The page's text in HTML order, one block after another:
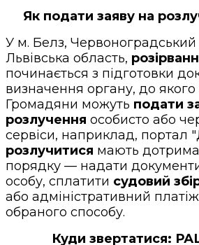
Як подати заяву на
У м. Белз,
Львівська область,
починається з підготовки
визначення органу, до якого
Громадяни можуть подати
розлучення особисто або
сервіси, наприклад, портал
розлучитися мають
порядку — надати
особу, сплатити судовий
або адміністративний
обраного способу.
Куди звертатися: